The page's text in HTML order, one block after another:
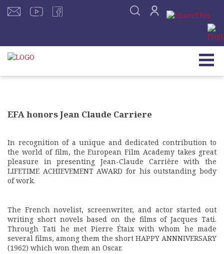
EFA honors Jean Claude Carriere
In recognition of a unique and dedicated contribution to
the world of film, the European Film Academy takes great
pleasure in presenting Jean-Claude Carrière with the
LIFETIME ACHIEVEMENT AWARD for his outstanding body
of work.
The French novelist, screenwriter, and actor started out
writing short novels based on the films of Jacques Tati.
Through Tati he met Pierre Étaix with whom he made
several films, among them the short HAPPY ANNNIVERSARY
(1962) which won them an Oscar.